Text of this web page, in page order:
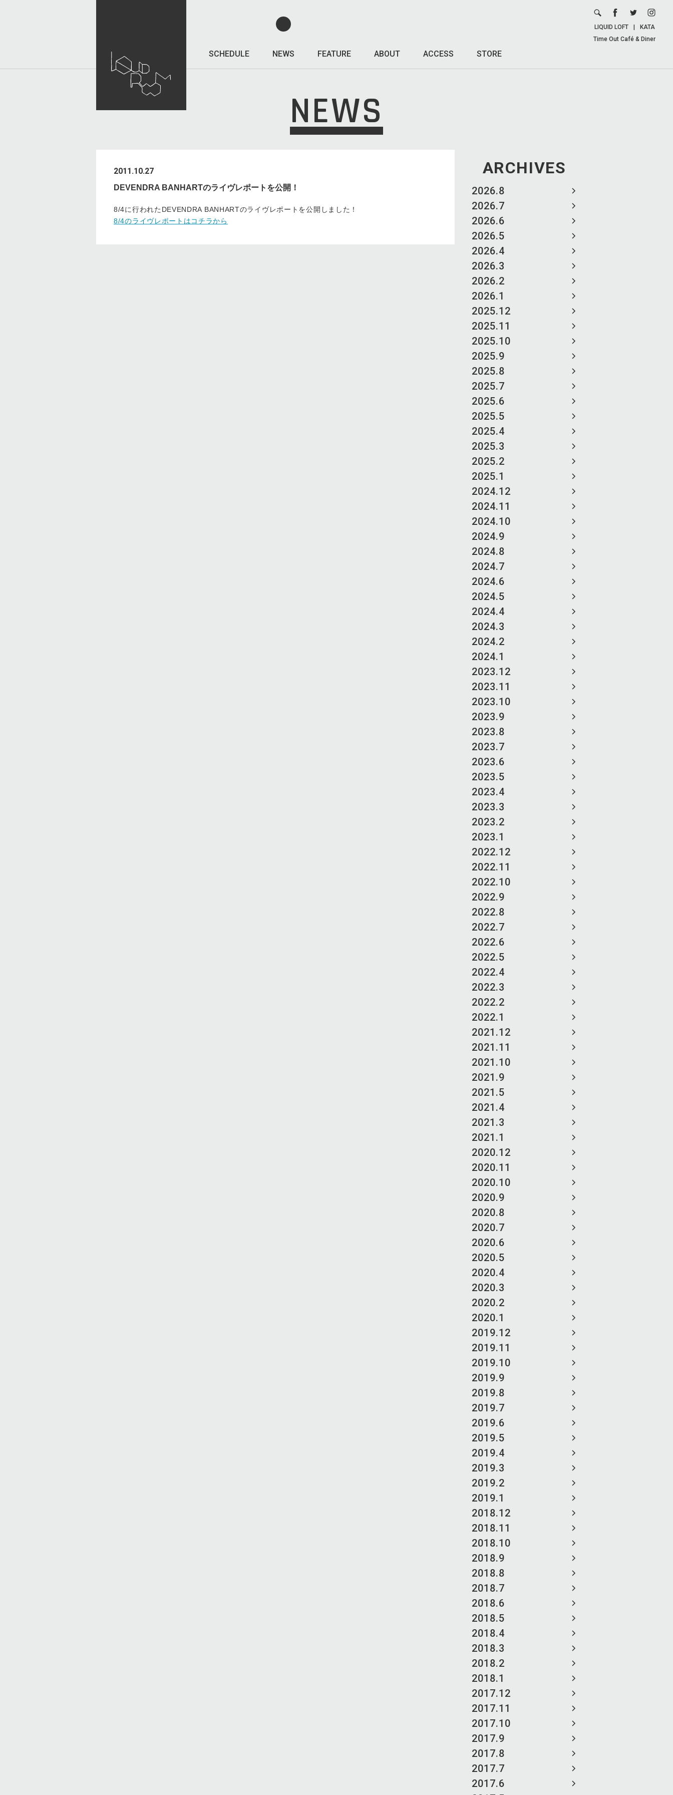
SCHEDULE NEWS FEATURE ABOUT ACCESS STORE
LIQUID LOFT
KATA
Time Out Café & Diner
NEWS
ARCHIVES
2026.8
2026.7
2026.6
2026.5
2026.4
2026.3
2026.2
2026.1
2025.12
2025.11
2025.10
2025.9
2025.8
2025.7
2025.6
2025.5
2025.4
2025.3
2025.2
2025.1
2024.12
2024.11
2024.10
2024.9
2024.8
2024.7
2024.6
2024.5
2024.4
2024.3
2024.2
2024.1
2023.12
2023.11
2023.10
2023.9
2023.8
2023.7
2023.6
2023.5
2023.4
2023.3
2023.2
2023.1
2022.12
2022.11
2022.10
2022.9
2022.8
2022.7
2022.6
2022.5
2022.4
2022.3
2022.2
2022.1
2021.12
2021.11
2021.10
2021.9
2021.5
2021.4
2021.3
2021.1
2020.12
2020.11
2020.10
2020.9
2020.8
2020.7
2020.6
2020.5
2020.4
2020.3
2020.2
2020.1
2019.12
2019.11
2019.10
2019.9
2019.8
2019.7
2019.6
2019.5
2019.4
2019.3
2019.2
2019.1
2018.12
2018.11
2018.10
2018.9
2018.8
2018.7
2018.6
2018.5
2018.4
2018.3
2018.2
2018.1
2017.12
2017.11
2017.10
2017.9
2017.8
2017.7
2017.6
2011.10.27
DEVENDRA BANHARTのライヴレポートを公開！
8/4に行われたDEVENDRA BANHARTのライヴレポートを公開しました！
8/4のライヴレポートはコチラから